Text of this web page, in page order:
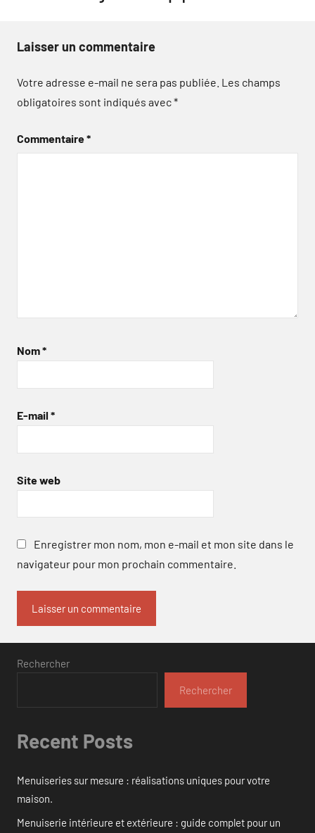
Laisser un commentaire
Votre adresse e-mail ne sera pas publiée. Les champs
obligatoires sont indiqués avec*
Commentaire*
Nom*
E-mail *
Site web
Enregistrer mon nom, mon e-mail et mon site dans le
navigateur pour mon prochain commentaire.
Rechercher
Rechercher
Recent Posts
Menuiseries sur mesure : réalisations uniques pour votre
maison.
Menuiserie intérieure et extérieure : guide complet pour un